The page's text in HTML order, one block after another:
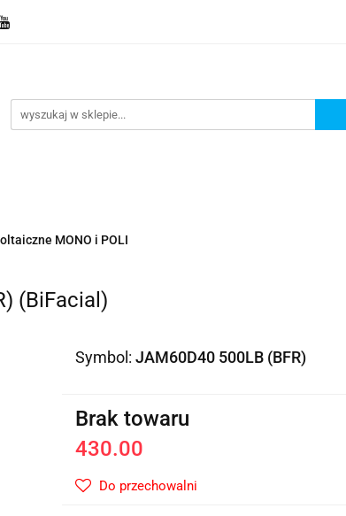
MONO i POLI
(BiFacial)
Symbol: JAM60D40 500LB (BFR)
Brak towaru
430.00
Do przechowalni